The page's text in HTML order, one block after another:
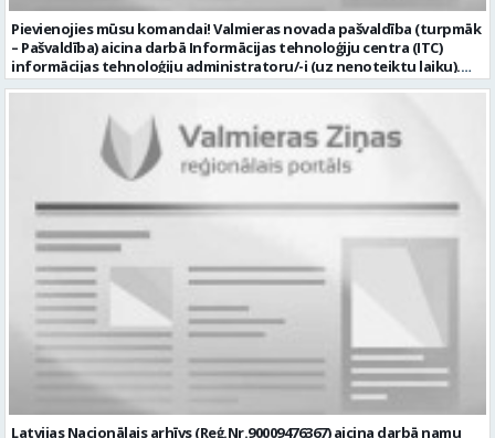
Pievienojies mūsu komandai! Valmieras novada pašvaldība (turpmāk
– Pašvaldība) aicina darbā Informācijas tehnoloģiju centra (ITC)
informācijas tehnoloģiju administratoru/-i (uz nenoteiktu laiku).
Darba vieta: Rūjienas un Naukšēnu apvienību teritorijās Ja Tev ir
(turpmāk – IKT) saistīto problēmu pieteikumu pārvaldību un
operatīvu risināšanu; nodrošināt datortehnikas lietotāju atbalstu
un ar to saistīto problēmsituāciju risināšanu; uzstādīt, konfigurēt,
diagnosticēt un modernizēt Pašvaldības iestāžu datortehniku,
datortīklus un programmatūru, novērst kļūmes to darbībā;
kontrolēt ārējo pakalpojumu sniedzēju darbu izpildi Pašvaldības
iestādēs infrastruktūras uzturēšanā; sagatavot priekšlikumus par
IKT nomaiņu un efektīvāku izmantošanu; un ja Tev ir: vismaz vidējā
profesionālā izglītība informācijas tehnoloģiju jomā; darba
pieredze (ar informācijas tehnoloģijām saistītā jomā); izpratne par
datortehnikas un biroja tehnikas uzbūvi un problēmu risināšanas
secību; izpratne par datortīkla uzbūvi, tīkla iekārtu darbības
principiem; valsts valodas prasmes atbilstoši Valsts valodas likuma
prasībām; kompetences: ļoti labas organizatoriskās un saskarsmes
spējas, argumentācijas prasme; prasme patstāvīgi pieņemt
lēmumus; analītiskās spējas; augsta atbildības sajūta; precizitāte;
Latvijas Nacionālais arhīvs (Reģ.Nr.90009476367) aicina darbā namu